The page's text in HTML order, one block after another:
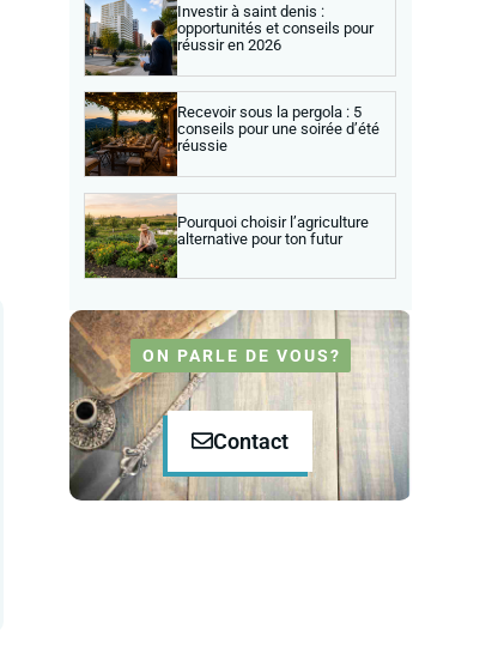
Investir à saint denis :
opportunités et conseils pour
réussir en 2026
Recevoir sous la pergola : 5
conseils pour une soirée d’été
réussie
Pourquoi choisir l’agriculture
alternative pour ton futur
ON PARLE DE VOUS?
Contact